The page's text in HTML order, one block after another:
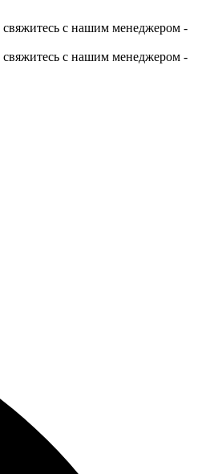
с нашим менеджером -
с нашим менеджером -